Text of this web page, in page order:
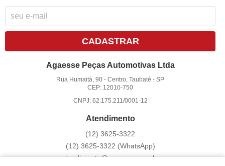
CADASTRAR
Agaesse Peças Automotivas Ltda
Rua Humaitá, 90 -Centro, Taubaté -SP
CEP: 12010-750
CNPJ: 62.175.211/0001-12
Atendimento
(12) 3625-3322
(12) 3625-3322 (WhatsApp)
atendimento@agaesse.com.br